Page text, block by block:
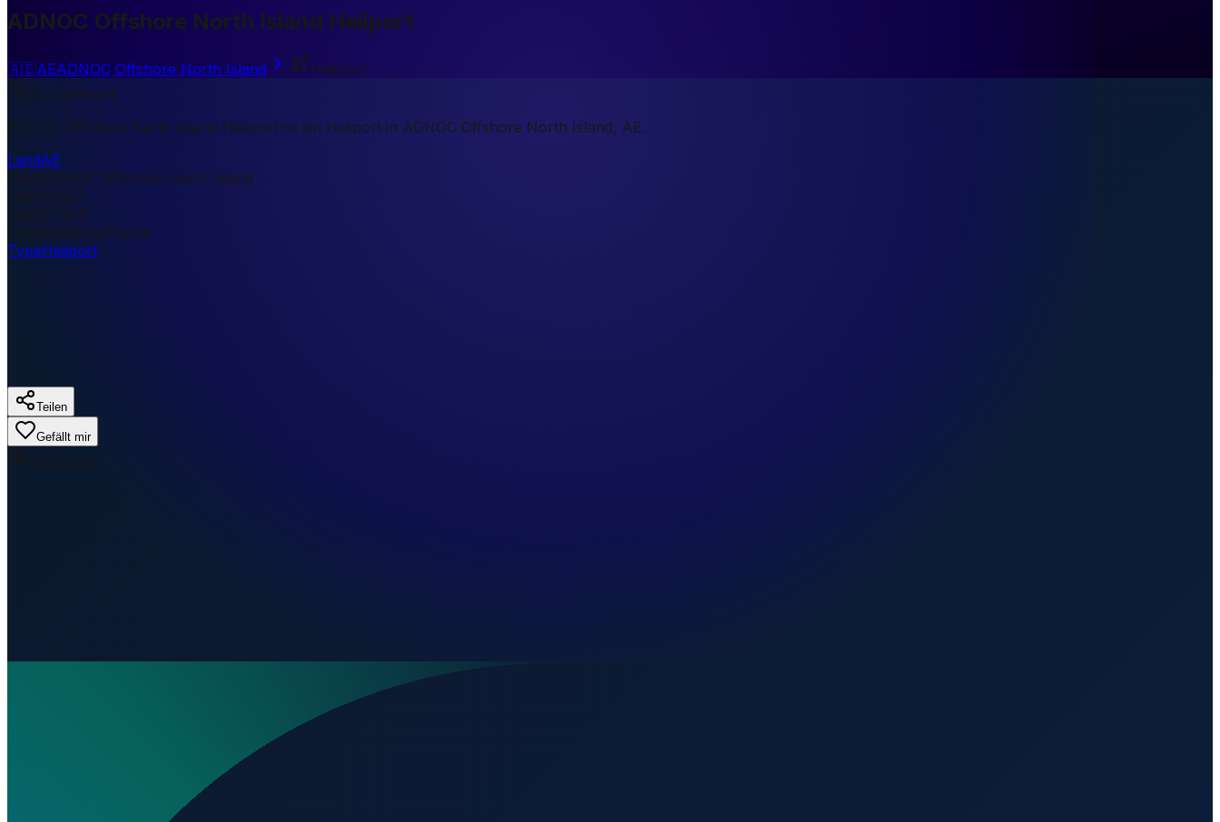
ADNOC Offshore North Island Heliport
🇦🇪AEADNOC Offshore North Island
Heliport
Kurzantwort
ADNOC Offshore North Island Heliport ist ein Heliport in ADNOC Offshore North Island, AE.
LandAE
StadtADNOC Offshore North Island
Lat24.9037
Lng53.7209
TimezoneAsia/Dubai
TypeHeliport
Teilen
Gefällt mir
0Aufrufe
Wo liegt ADNOC Offshore North Island Heliport?